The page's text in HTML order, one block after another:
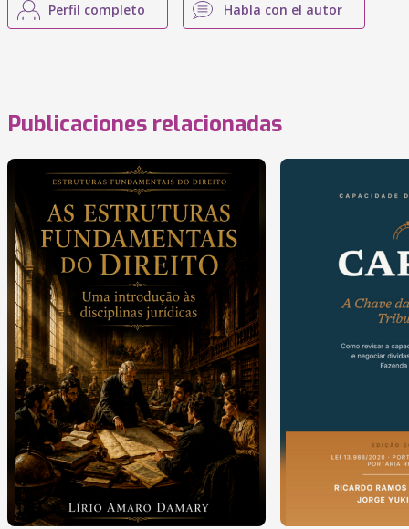
Perfil completo Habla con el autor
Publicaciones relacionadas